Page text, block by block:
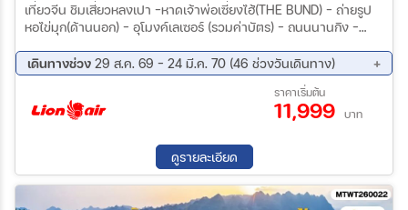
เที่ยวจีน ชิมเสี่ยวหลงเปา -หาดเจ้าพ่อเซี่ยงไฮ้(THE BUND) – ถ่ายรูป
หอไข่มุก(ด้านนอก) – อุโมงค์เลเซอร์ (รวมค่าบัตร) – ถนนนานกิง –
Store/Starbuck Reserve Roastery - Tian an 1000 tree -ร้านชา/
ผ้าไหม- Wukang Mansion- Florentia Village Outlet-
เดินทางช่วง 29 ส.ค. 69 - 24 มี.ค. 70 (46 ช่วงวันเดินทาง)
03 ก.ย. 69 - 07 ก.ย. 69
05 ก.ย. 69 - 09 ก.ย. 69
10 ก.ย. 69 - 14 ก.ย. 69
12 ก.ย. 69 - 16 ก.ย. 69
17 ก.ย. 69 - 21 ก.ย. 69
10 ต.ค. 69 - 14 ต.ค. 69
17 ต.ค. 69 - 21 ต.ค. 69
22 ต.ค. 69 - 26 ต.ค. 69
29 ต.ค. 69 - 02 พ.ย. 69
05 พ.ย. 69 - 09 พ.ย. 69
ราคาเริ่มต้น
11,999 บาท
ดูรายละเอียด